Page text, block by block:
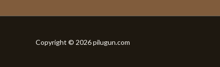
Copyright © 2026 pilugun.com